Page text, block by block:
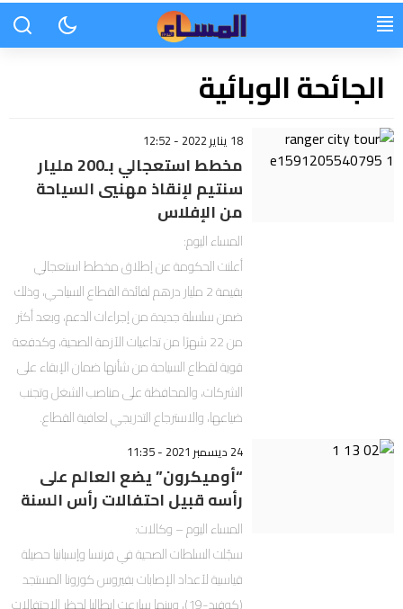
الجائحة الوبائية
18 يناير 2022 - 12:52
مخطط استعجالي بـ200 مليار
سنتيم لإنقاذ مهنيي السياحة
من الإفلاس
المساء اليوم:
أعلنت الحكومة عن إطلاق مخطط استعجالي
بقيمة 2 مليار درهم لفائدة القطاع السياحي، وذلك
ضمن سلسلة جديدة من إجراءات الدعم، وبعد أكثر
من 22 شهرًا من تداعيات الأزمة الصحية، وكدفعة
قوية لقطاع السياحة من شأنها ضمان الإبقاء على
الشركات، والمحافظة على مناصب الشغل وتجنب
ضياعها، والاسترجاع التدريجي لعافية القطاع.
24 ديسمبر 2021 - 11:35
“أوميكرون” يضع العالم على
رأسه قبيل احتفالات رأس السنة
المساء اليوم – وكالات:
سجّلت السلطات الصحية في فرنسا وإسبانيا حصيلة
قياسية لأعداد الإصابات بفيروس كورونا المستجد
(كوفيد-19)، وبينما سارعت إيطاليا لحظر الاحتفالات